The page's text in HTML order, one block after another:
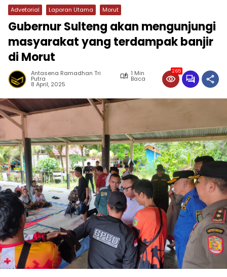
Advetorial Laporan Utama Morut
Gubernur Sulteng akan mengunjungi
masyarakat yang terdampak banjir
di Morut
Antasena Ramadhan Tri
Putra
1 Min
Baca
8 April, 2025
265